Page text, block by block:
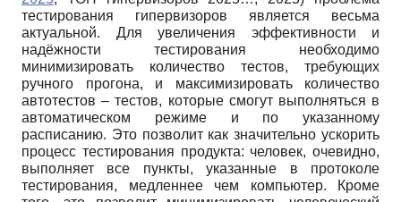
тестирования гипервизоров является весьма
актуальной. Для увеличения эффективности и
надёжности тестирования необходимо
минимизировать количество тестов, требующих
ручного прогона, и максимизировать количество
автотестов – тестов, которые смогут выполняться в
автоматическом режиме и по указанному
расписанию. Это позволит как значительно ускорить
процесс тестирования продукта: человек, очевидно,
выполняет все пункты, указанные в протоколе
тестирования, медленнее чем компьютер. Кроме